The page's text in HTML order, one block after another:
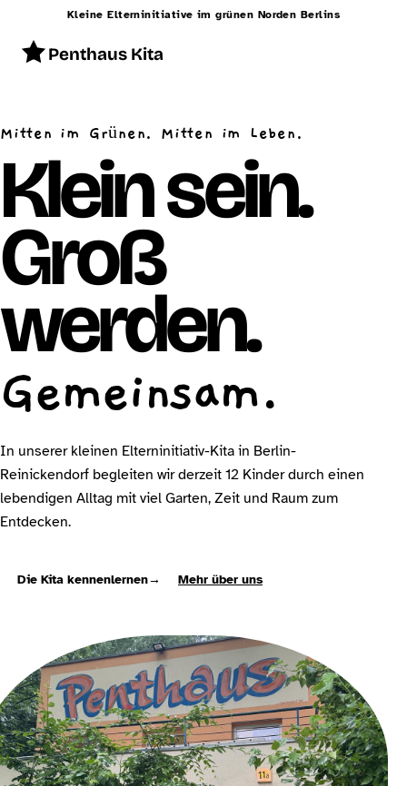
Kleine Elterninitiative im grünen Norden Berlins
Penthaus Kita
Konzept
Betreuung
Alltag
Räumlichkeiten
Essen
Kontakt
Mitten im Grünen. Mitten im Leben.
Klein sein.
Groß
werden.
Gemeinsam.
In unserer kleinen Elterninitiativ-Kita in Berlin-
Reinickendorf begleiten wir derzeit 12 Kinder durch einen
lebendigen Alltag mit viel Garten, Zeit und Raum zum
Entdecken.
Die Kita kennenlernen→ Mehr über uns